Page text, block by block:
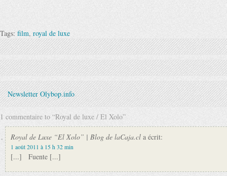
Tags: film, royal de luxe
Newsletter Olybop.info
1 commentaire to “Royal de luxe / El Xolo”
Royal de Luxe “El Xolo” | Blog de laCaja.cl a écrit:
1 août 2011 à 15 h 32 min
[...] Fuente [...]